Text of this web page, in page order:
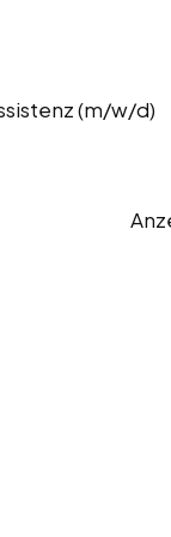
(m/w/d)